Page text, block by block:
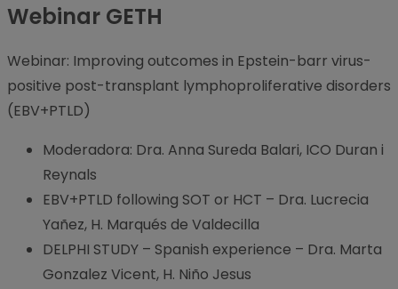
Webinar GETH
Webinar: Improving outcomes in Epstein-barr virus-
positive post-transplant lymphoproliferative disorders
(EBV+PTLD)
Moderadora: Dra. Anna Sureda Balari, ICO Duran i
Reynals
EBV+PTLD following SOT or HCT – Dra. Lucrecia
Yañez, H. Marqués de Valdecilla
DELPHI STUDY – Spanish experience – Dra. Marta
Gonzalez Vicent, H. Niño Jesus